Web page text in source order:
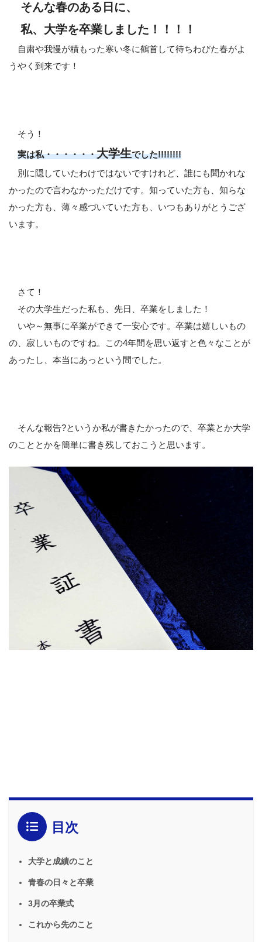
そんな春のある日に、
私、大学を卒業しました！！！！
自粛や我慢が積もった寒い冬に鶴首して待ちわびた春がよ
うやく到来です！
そう！
実は私・・・・・・大学生でした!!!!!!!!
別に隠していたわけではないですけれど、誰にも聞かれな
かったので言わなかっただけです。知っていた方も、知らな
かった方も、薄々感づいていた方も、いつもありがとうござ
います。
さて！
その大学生だった私も、先日、卒業をしました！
いや～無事に卒業ができて一安心です。卒業は嬉しいもの
の、寂しいものですね。この4年間を思い返すと色々なことが
あったし、本当にあっという間でした。
そんな報告?というか私が書きたかったので、卒業とか大学
のこととかを簡単に書き残しておこうと思います。
目次
大学と成績のこと
青春の日々と卒業
3月の卒業式
これから先のこと